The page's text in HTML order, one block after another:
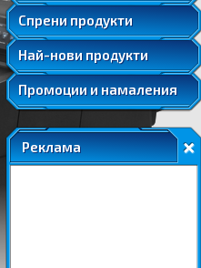
Спрени продукти
Удължени и допълнителни
Най-нови продукти
Промоции и намаления
Реклама